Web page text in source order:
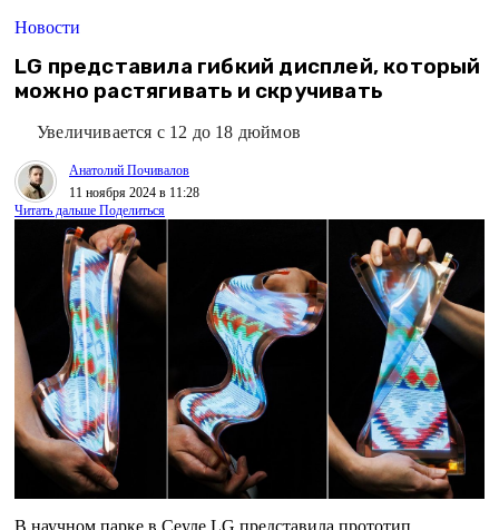
Новости
LG представила гибкий дисплей, который
можно растягивать и скручивать
Увеличивается с 12 до 18 дюймов
Анатолий Почивалов
11 ноября 2024 в 11:28
Читать дальше Поделиться